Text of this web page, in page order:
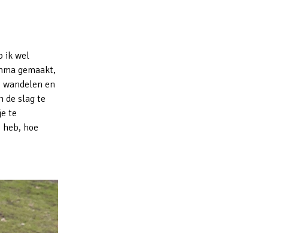
ik wel
gemaakt,
en
de slag te
te
hoe